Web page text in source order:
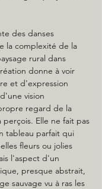
des danses
la complexité de la
rural dans
donne à voir
et d'expression
vision
regard de la
Elle ne fait pas
tableau parfait qui
fleurs ou jolies
l'aspect d'un
presque abstrait,
sauvage vu à ras les